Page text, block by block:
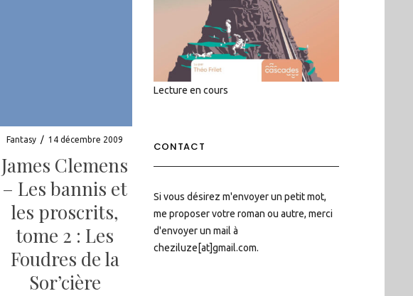
Fantasy / 14 décembre 2009
James Clemens
– Les bannis et
les proscrits,
tome 2 : Les
Foudres de la
Sor’cière
Lecture en cours
CONTACT
Si vous désirez m'envoyer un petit mot,
me proposer votre roman ou autre, merci
d'envoyer un mail à
cheziluze[at]gmail.com.